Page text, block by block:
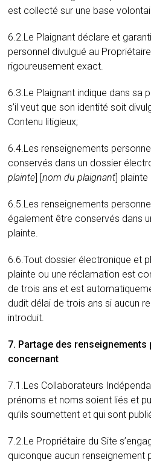
est collecté sur une base
6.2.Le Plaignant déclare et
personnel divulgué au
rigoureusement exact.
6.3.Le Plaignant indique dans sa
s’il veut que son identité soit
Contenu litigieux;
6.4.Les renseignements
conservés dans un dossier
plainte] [nom du plaignant] plainte
6.5.Les renseignements
également être conservés dans
plainte.
6.6.Tout dossier électronique et
plainte ou une réclamation est
de trois ans et est
dudit délai de trois ans si aucun
introduit.
7. Partage des renseignements
concernant
7.1.Les Collaborateurs
prénoms et noms soient liés et
qu’ils soumettent et qui sont
7.2.Le Propriétaire du Site
quiconque aucun renseignement